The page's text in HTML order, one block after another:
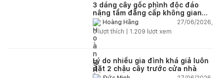
3 dáng cây gốc phình độc đáo
nâng tầm đẳng cấp không gian
sốngHoàng Hằng
27/06/2026,
0lượt thích | 1.209 lượt xem
Lý do nhiều gia đình khá giả luôn
đặt 2 chậu cây trước cửa nhà